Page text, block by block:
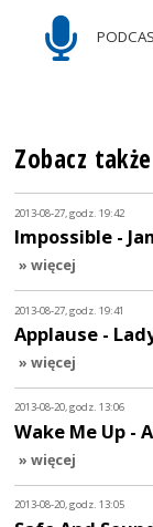
Zobacz także
2013-08-27, godz. 19:42
Impossible -
» więcej
2013-08-27, godz. 19:41
Applause -
» więcej
2013-08-20, godz. 13:06
Wake Me Up -
» więcej
2013-08-20, godz. 13:05